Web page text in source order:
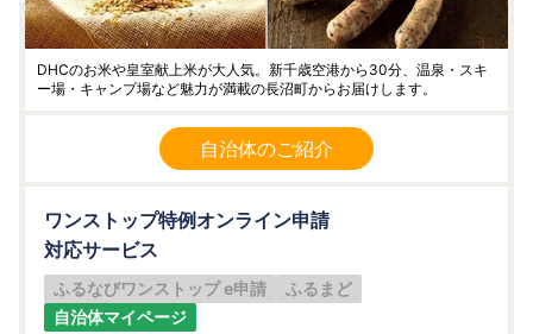
DHCのお米や皇室献上米が大人気。新千歳空港から30分、温泉・スキ
ー場・キャンプ場など魅力が満載の長沼町からお届けします。
自治体のご紹介
ワンストップ特例オンライン申請
対応サービス
ふるなびワンストップ e申請
ふるまど
自治体マイページ